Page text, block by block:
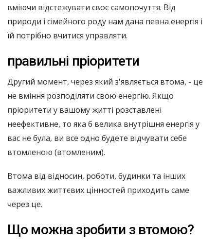
вміючи відстежувати своє самопочуття. Від
природи і сімейного роду нам дана певна енергія і
їй потрібно вчитися управляти.
правильні пріоритети
Другий момент, через який з'являється втома, - це
не вміння розподіляти свою енергію. Якщо
пріоритети у вашому житті розставлені
неефективне, то яка б велика внутрішня енергія у
вас не була, ви все одно будете відчувати себе
втомленою (втомленим).
Втома від відносин, роботи, будинки та інших
важливих життєвих цінностей приходить саме
через це.
Що можна зробити з втомою?